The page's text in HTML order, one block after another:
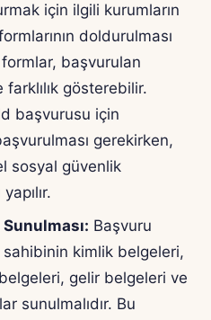
için ilgili kurumların
doldurulması
başvurulan
gösterebilir.
başvurusu için
gerekirken,
sosyal güvenlik
Başvuru
sahibinin kimlik belgeleri,
gelir belgeleri ve
sunulmalıdır. Bu